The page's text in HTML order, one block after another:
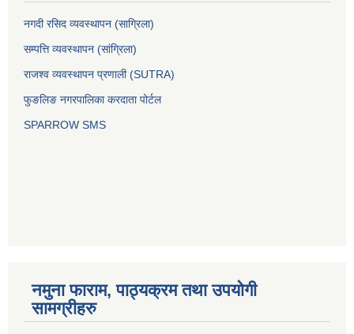
नगदी रसिद व्यवस्थापन (साग्रिला)
सम्पत्ति व्यवस्थापन (सांग्रिला)
राजश्व व्यवस्थापन प्रणाली (SUTRA)
फुङलिङ नगरपालिका करदाता पोर्टल
SPARROW SMS
नमुना फाराम, पाठ्यक्रम तथा उपयोगी
सामग्रीहरु